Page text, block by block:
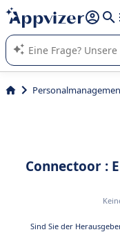
beantworten (mehrere
Die KI von Appvizer
von SaaS-Software in
Connectoor :
Sind Sie der